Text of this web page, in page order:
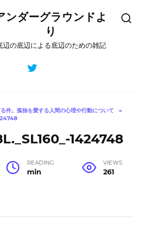
ンダーグラウンドよ
り
辺の底辺による底辺のための雑記
件。孤独を愛する人間の心理や行動について
»
1424748
READING
min
VIEWS
261